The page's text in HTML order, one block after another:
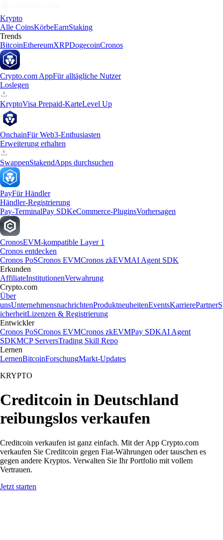
Krypto
Alle CoinsKörbeEarnStaking
Trends
BitcoinEthereumXRPDogecoinCronos
Crypto.com AppFür alltägliche Nutzer
Loslegen
KryptoVisa Prepaid-KarteLevel Up
OnchainFür Web3-Enthusiasten
Erweiterung erhalten
SwappenStakendApps durchsuchen
PayFür Händler
Händler-Registrierung
Pay-TerminalPay SDKeCommerce-PluginsVorhersagen
CronosEVM-kompatible Layer 1
Cronos entdecken
Cronos PoSCronos EVMCronos zkEVMAI Agent SDK
Erkunden
AffiliateInstitutionenVerwahrung
Crypto.com
Über
unsUnternehmensnachrichtenProduktneuheitenEventsKarrierePartnerS
icherheitLizenzen & Registrierung
Entwickler
Cronos PoSCronos EVMCronos zkEVMPay SDKAI Agent
SDKMCP ServersTrading Skill Repo
Lernen
LernenBitcoinForschungMarkt-Updates
KRYPTO
Creditcoin in Deutschland
reibungslos verkaufen
Creditcoin verkaufen ist ganz einfach. Mit der App Crypto.com
verkaufen Sie Creditcoin gegen Fiat-Währungen oder tauschen es
gegen andere Kryptos. Verwalten Sie Ihr Portfolio mit vollem
Vertrauen.
Jetzt starten